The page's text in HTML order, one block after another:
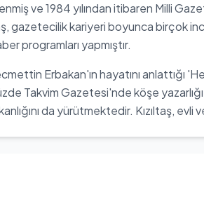
ve 1984 yılından itibaren Milli
gazetecilik kariyeri boyunca birçok
programları yapmıştır.
Erbakan'ın hayatını anlattığı
Takvim Gazetesi'nde köşe
da yürütmektedir. Kızıltaş, evli